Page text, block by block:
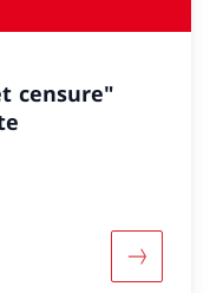
censure"